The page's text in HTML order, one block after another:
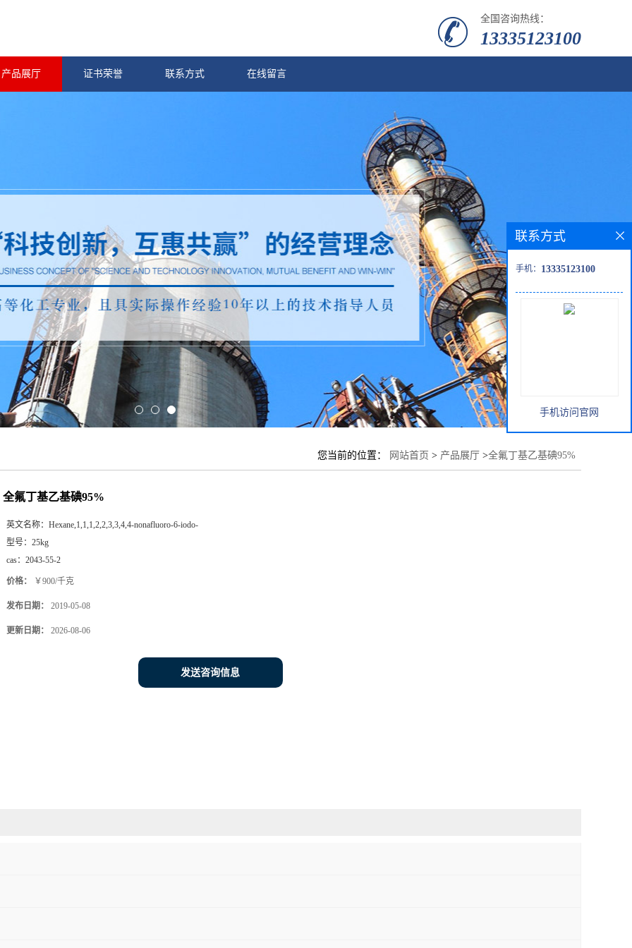
全国咨询热线：
13335123100
产品展厅 证书荣誉 联系方式 在线留言
您当前的位置： 网站首页 > 产品展厅 >全氟丁基乙基碘95%
全氟丁基乙基碘95%
英文名称： Hexane,1,1,1,2,2,3,3,4,4-nonafluoro-6-iodo-
型号： 25kg
cas： 2043-55-2
价格： ￥900/千克
发布日期： 2019-05-08
更新日期： 2026-08-06
发送咨询信息
联系方式
手机： 13335123100
手机访问官网